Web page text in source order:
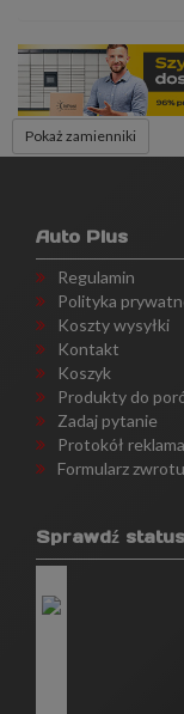
Pokaż zamienniki
Auto Plus
Regulamin
Polityka
Koszty wysyłki
Kontakt
Koszyk
Produkty do
Zadaj pytanie
Protokół
Formularz zwrotu
Sprawdź